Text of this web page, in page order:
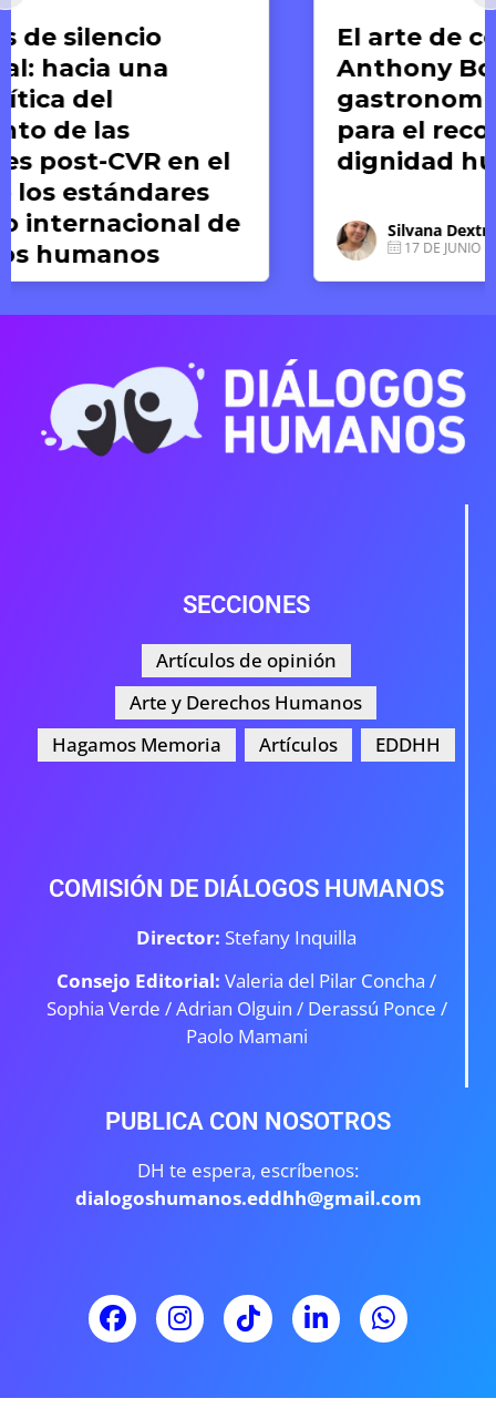
El arte de compartir:
Anthony Bourdain y la
gastronomía como medio
para el reconocimiento de la
dignidad humana
Silvana Dextre
17 DE JUNIO DE 2026
SECCIONES
Artículos de opinión
Arte y Derechos Humanos
Hagamos Memoria
Artículos EDDHH
COMISIÓN DE DIÁLOGOS HUMANOS
Director: Stefany Inquilla
Consejo Editorial: Valeria del Pilar Concha /
Sophia Verde /Adrian Olguin / Derassú Ponce /
Paolo Mamani
PUBLICA CON NOSOTROS
DH te espera, escríbenos:
dialogoshumanos.eddhh@gmail.com